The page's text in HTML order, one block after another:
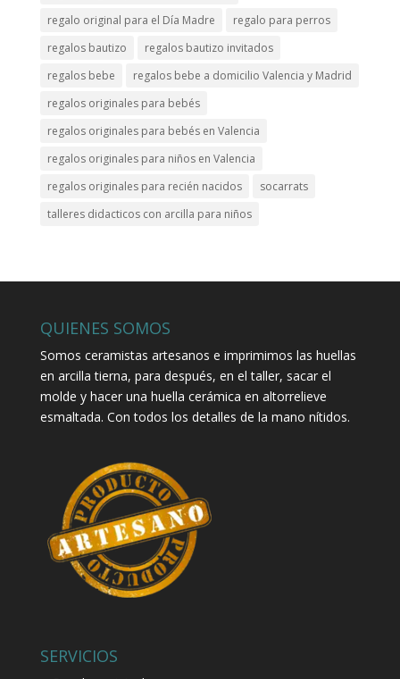
regalo original para el Día Madre
regalo para perros
regalos bautizo
regalos bautizo invitados
regalos bebe
regalos bebe a domicilio Valencia y Madrid
regalos originales para bebés
regalos originales para bebés en Valencia
regalos originales para niños en Valencia
regalos originales para recién nacidos
socarrats
talleres didacticos con arcilla para niños
QUIENES SOMOS
Somos ceramistas artesanos e imprimimos las huellas
en arcilla tierna, para después, en el taller, sacar el
molde y hacer una huella cerámica en altorrelieve
esmaltada. Con todos los detalles de la mano nítidos.
SERVICIOS